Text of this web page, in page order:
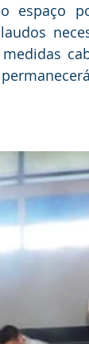
espaço